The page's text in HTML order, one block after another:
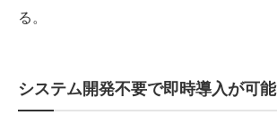
る。
システム開発不要で即時導入が可能